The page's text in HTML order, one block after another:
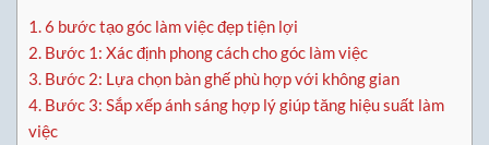
1.6 bước tạo góc làm việc đẹp tiện lợi
2. Bước 1: Xác định phong cách cho góc làm việc
3. Bước 2: Lựa chọn bàn ghế phù hợp với không gian
4. Bước 3: Sắp xếp ánh sáng hợp lý giúp tăng hiệu suất làm
việc